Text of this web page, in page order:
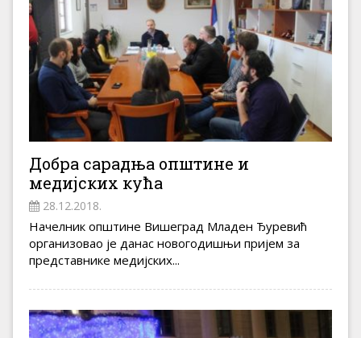
Добра сарадња општине и
медијских кућа
28.12.2018.
Начелник општине Вишеград Младен Ђуревић
организовао је данас новогодишњи пријем за
представнике медијских...